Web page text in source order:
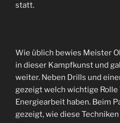
statt.
Wie üblich bewies Meister
in dieser Kampfkunst und
weiter. Neben Drills und
gezeigt welch wichtige Rolle
Energiearbeit haben. Beim
gezeigt, wie diese